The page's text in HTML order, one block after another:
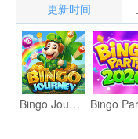
更新时间
Bingo Journey！Live Bingo Games